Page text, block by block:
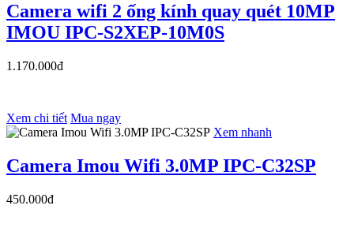
Camera wifi 2 ống kính quay quét 10MP
IMOU IPC-S2XEP-10M0S
1.170.000đ
Xem chi tiết Mua ngay
Xem nhanh
Camera Imou Wifi 3.0MP IPC-C32SP
450.000đ